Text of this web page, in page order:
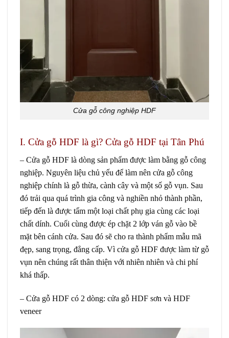
Cửa gỗ công nghiệp HDF
I. Cửa gỗ HDF là gì? Cửa gỗ HDF tại Tân Phú
– Cửa gỗ HDF là dòng sản phẩm được làm bằng gỗ công
nghiệp. Nguyên liệu chủ yếu để làm nên cửa gỗ công
nghiệp chính là gỗ thừa, cành cây và một số gỗ vụn. Sau
đó trải qua quá trình gia công và nghiền nhỏ thành phần,
tiếp đến là được tẩm một loại chất phụ gia cùng các loại
chất dính. Cuối cùng được ép chặt 2 lớp ván gỗ vào bề
mặt bên cánh cửa. Sau đó sẽ cho ra thành phẩm mẫu mã
đẹp, sang trọng, đẳng cấp. Vì cửa gỗ HDF được làm từ gỗ
vụn nên chúng rất thân thiện với nhiên nhiên và chi phí
khá thấp.
– Cửa gỗ HDF có 2 dòng: cửa gỗ HDF sơn và HDF
veneer